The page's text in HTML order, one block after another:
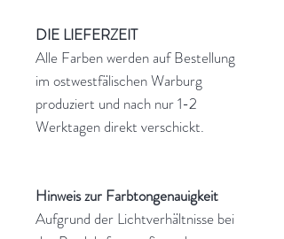
DIE LIEFERZEIT
Alle Farben werden auf Bestellung
im ostwestfälischen Warburg
produziert und nach nur 1-2
Werktagen direkt verschickt.
Hinweis zur Farbtongenauigkeit
Aufgrund der Lichtverhältnisse bei